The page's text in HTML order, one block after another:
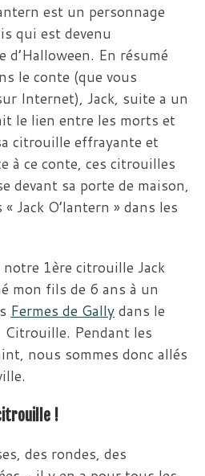
est un personnage
qui est devenu
d’Halloween. En résumé
le conte (que vous
Internet), Jack, suite a un
le lien entre les morts et
citrouille effrayante et
à ce conte, ces citrouilles
devant sa porte de maison,
Jack O’lantern » dans les
1ère citrouille Jack
mon fils de 6 ans à un
Fermes de Gally dans le
Citrouille. Pendant les
nous sommes donc allés
!
des rondes, des